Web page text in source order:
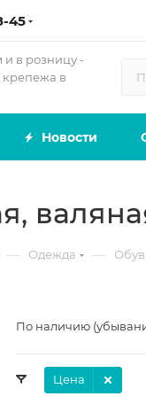
45
в розницу -
крепежа в
Новости
— Одежда —
По наличию
Цена